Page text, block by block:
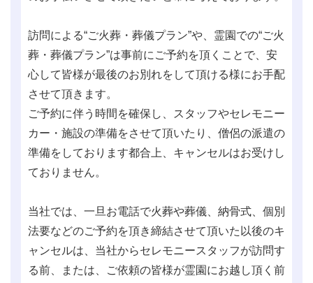
訪問による“ご火葬・葬儀プラン”や、霊園での“ご火
葬・葬儀プラン”は事前にご予約を頂くことで、安
心して皆様が最後のお別れをして頂ける様にお手配
させて頂きます。
ご予約に伴う時間を確保し、スタッフやセレモニー
カー・施設の準備をさせて頂いたり、僧侶の派遣の
準備をしております都合上、キャンセルはお受けし
ておりません。
当社では、一旦お電話で火葬や葬儀、納骨式、個別
法要などのご予約を頂き締結させて頂いた以後のキ
ャンセルは、当社からセレモニースタッフが訪問す
る前、または、ご依頼の皆様が霊園にお越し頂く前